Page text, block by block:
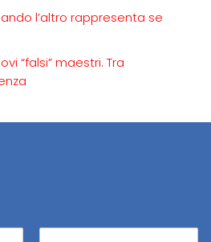
l’altro rappresenta se
“falsi” maestri. Tra